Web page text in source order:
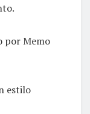
por Memo
estilo